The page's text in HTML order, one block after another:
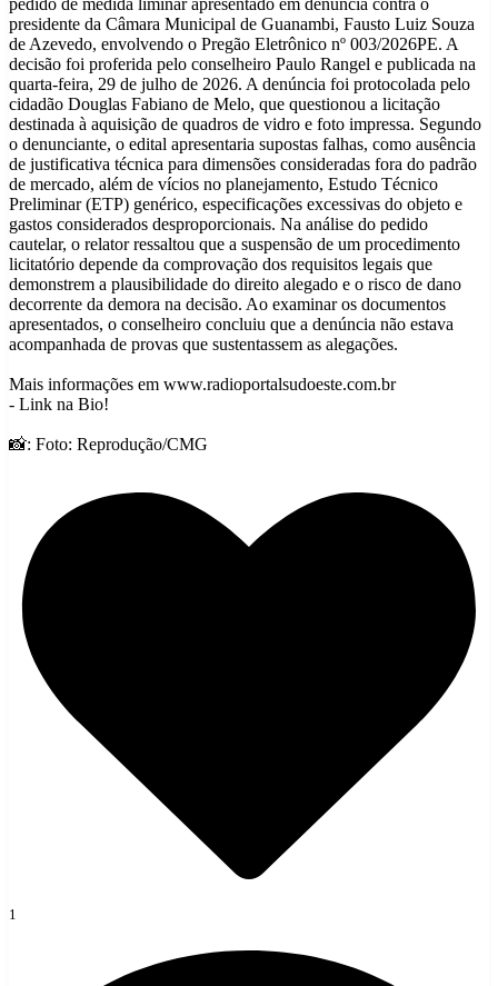
pedido de medida liminar apresentado em denúncia contra o
presidente da Câmara Municipal de Guanambi, Fausto Luiz Souza
de Azevedo, envolvendo o Pregão Eletrônico nº 003/2026PE. A
decisão foi proferida pelo conselheiro Paulo Rangel e publicada na
quarta-feira, 29 de julho de 2026. A denúncia foi protocolada pelo
cidadão Douglas Fabiano de Melo, que questionou a licitação
destinada à aquisição de quadros de vidro e foto impressa. Segundo
o denunciante, o edital apresentaria supostas falhas, como ausência
de justificativa técnica para dimensões consideradas fora do padrão
de mercado, além de vícios no planejamento, Estudo Técnico
Preliminar (ETP) genérico, especificações excessivas do objeto e
gastos considerados desproporcionais. Na análise do pedido
cautelar, o relator ressaltou que a suspensão de um procedimento
licitatório depende da comprovação dos requisitos legais que
demonstrem a plausibilidade do direito alegado e o risco de dano
decorrente da demora na decisão. Ao examinar os documentos
apresentados, o conselheiro concluiu que a denúncia não estava
acompanhada de provas que sustentassem as alegações.
Mais informações em www.radioportalsudoeste.com.br
- Link na Bio!
📸: Foto: Reprodução/CMG
1